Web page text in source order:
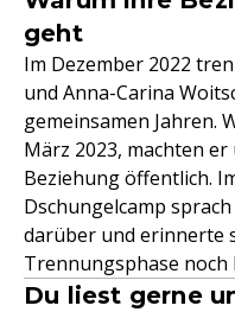
geht
Im Dezember 2022
und Anna-Carina
gemeinsamen Jahren.
März 2023, machten
Beziehung öffentlich.
Dschungelcamp
darüber und erinnerte
Trennungsphase noch
Du liest gerne